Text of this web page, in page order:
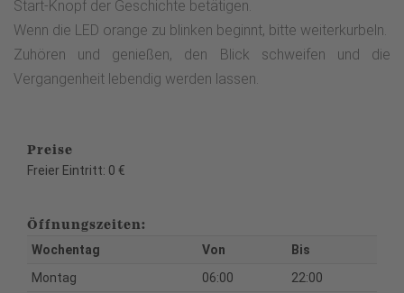
Start-Knopf der Geschichte betätigen.
Wenn die LED orange zu blinken beginnt, bitte weiterkurbeln.
Zuhören und genießen, den Blick schweifen und die
Vergangenheit lebendig werden lassen.
Preise
Freier Eintritt: 0 €
Öffnungszeiten:
Wochentag Von
Bis
Montag
06:00
22:00